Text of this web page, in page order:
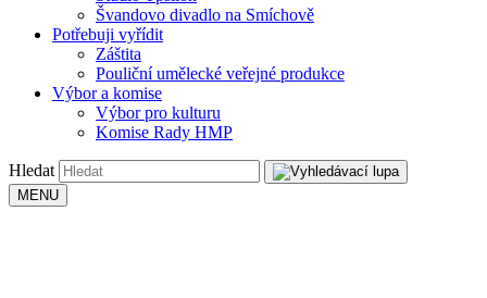
Švandovo divadlo na Smíchově
Potřebuji vyřídit
Záštita
Pouliční umělecké veřejné produkce
Výbor a komise
Výbor pro kulturu
Komise Rady HMP
Hledat
MENU